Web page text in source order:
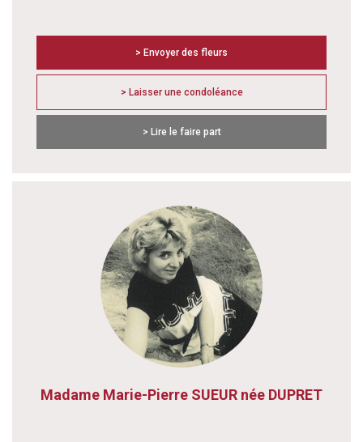
> Envoyer des fleurs
> Laisser une condoléance
> Lire le faire part
Madame Marie-Pierre SUEUR née DUPRET